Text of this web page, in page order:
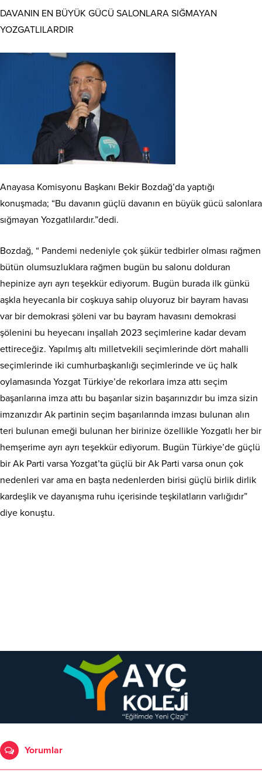
DAVANIN EN BÜYÜK GÜCÜ SALONLARA SIĞMAYAN
YOZGATLILARDIR
Anayasa Komisyonu Başkanı Bekir Bozdağ’da yaptığı
konuşmada; “Bu davanın güçlü davanın en büyük gücü salonlara
sığmayan Yozgatlılardır.”dedi.
Bozdağ, “ Pandemi nedeniyle çok şükür tedbirler olması rağmen
bütün olumsuzluklara rağmen bugün bu salonu dolduran
hepinize ayrı ayrı teşekkür ediyorum. Bugün burada ilk günkü
aşkla heyecanla bir coşkuya sahip oluyoruz bir bayram havası
var bir demokrasi şöleni var bu bayram havasını demokrasi
şölenini bu heyecanı inşallah 2023 seçimlerine kadar devam
ettireceğiz. Yapılmış altı milletvekili seçimlerinde dört mahalli
seçimlerinde iki cumhurbaşkanlığı seçimlerinde ve üç halk
oylamasında Yozgat Türkiye’de rekorlara imza attı seçim
başarılarına imza attı bu başarılar sizin başarınızdır bu imza sizin
imzanızdır Ak partinin seçim başarılarında imzası bulunan alın
teri bulunan emeği bulunan her birinize özellikle Yozgatlı her bir
hemşerime ayrı ayrı teşekkür ediyorum. Bugün Türkiye’de güçlü
bir Ak Parti varsa Yozgat’ta güçlü bir Ak Parti varsa onun çok
nedenleri var ama en başta nedenlerden birisi güçlü birlik dirlik
kardeşlik ve dayanışma ruhu içerisinde teşkilatların varlığıdır”
diye konuştu.
Yorumlar